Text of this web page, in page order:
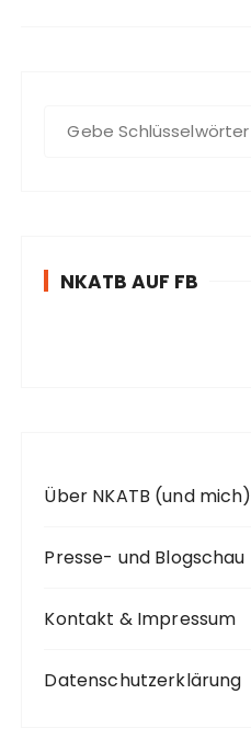
NKATB AUF FB
Über NKATB (und mich)
Presse- und Blogschau
Kontakt & Impressum
Datenschutzerklärung